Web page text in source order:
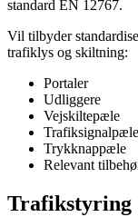
standard EN 12767.
Vil tilbyder
trafiklys og skiltning:
Portaler
Udliggere
Vejskiltepæle
Trafiksignalpæle
Trykknappæle
Relevant
Trafikstyring